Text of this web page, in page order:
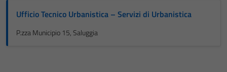
Ufficio Tecnico Urbanistica – Servizi di Urbanistica
P.zza Municipio 15, Saluggia